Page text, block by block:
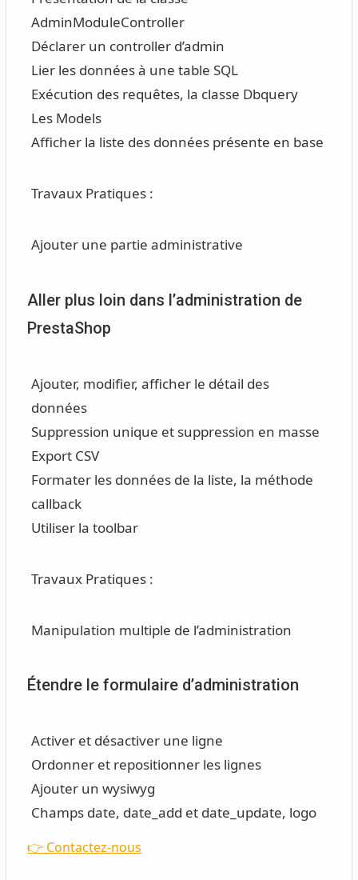
AdminModuleController
Déclarer un controller d’admin
Lier les données à une table SQL
Exécution des requêtes, la classe Dbquery
Les Models
Afficher la liste des données présente en base
Travaux Pratiques :
Ajouter une partie administrative
Aller plus loin dans l’administration de
PrestaShop
Ajouter, modifier, afficher le détail des
données
Suppression unique et suppression en masse
Export CSV
Formater les données de la liste, la méthode
callback
Utiliser la toolbar
Travaux Pratiques :
Manipulation multiple de l’administration
Étendre le formulaire d’administration
Activer et désactiver une ligne
Ordonner et repositionner les lignes
Ajouter un wysiwyg
Champs date, date_add et date_update, logo
👉 Contactez-nous